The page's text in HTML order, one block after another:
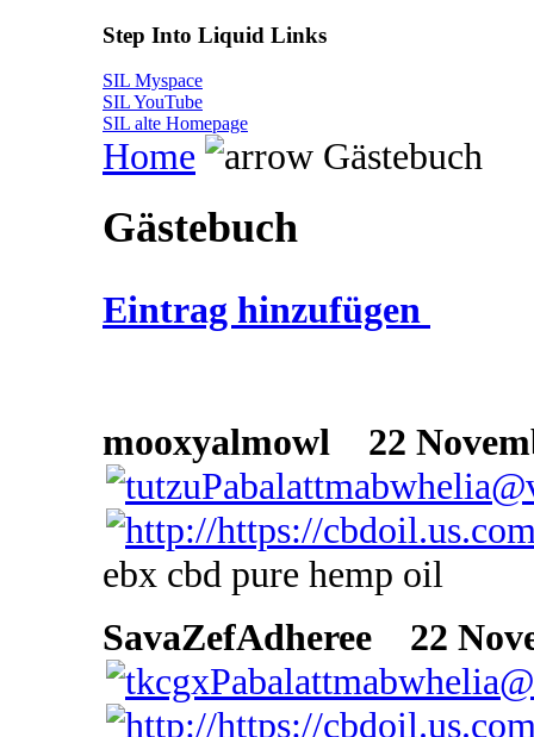
Step Into Liquid Links
SIL Myspace
SIL YouTube
SIL alte Homepage
Home Gästebuch
Gästebuch
Eintrag hinzufügen
mooxyalmowl 22
ebx cbd pure hemp oil
SavaZefAdheree
22